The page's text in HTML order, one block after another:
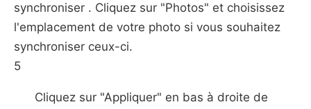
synchroniser . Cliquez sur "Photos" et choisissez
l'emplacement de votre photo si vous souhaitez
synchroniser ceux-ci.
5
Cliquez sur "Appliquer" en bas à droite de